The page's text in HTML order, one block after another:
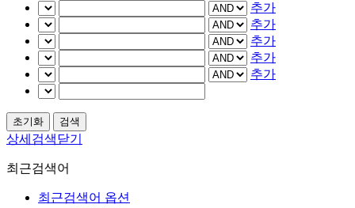
추가
추가
추가
추가
추가
상세검색닫기
최근검색어
최근검색어 옵션